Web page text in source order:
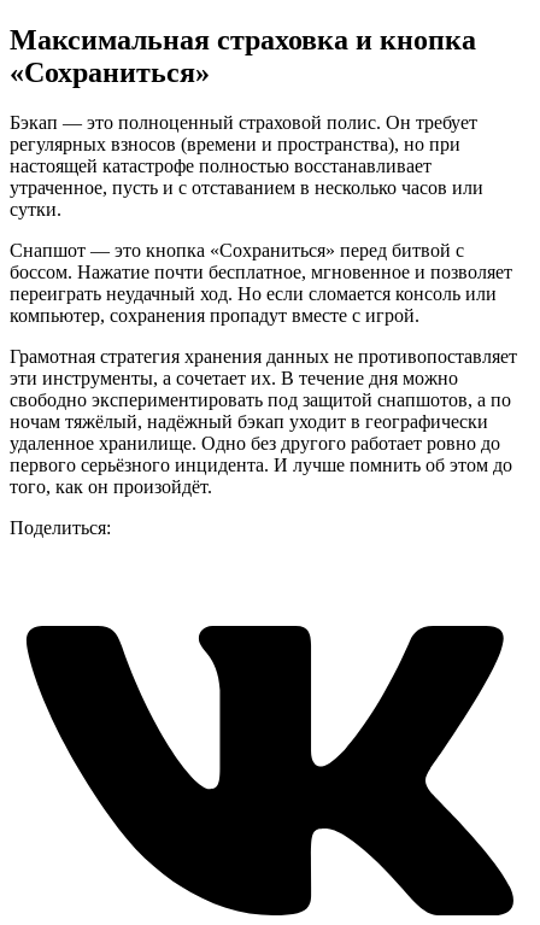
Максимальная страховка и кнопка
«Сохраниться»
Бэкап — это полноценный страховой полис. Он требует
регулярных взносов (времени и пространства), но при
настоящей катастрофе полностью восстанавливает
утраченное, пусть и с отставанием в несколько часов или
сутки.
Снапшот — это кнопка «Сохраниться» перед битвой с
боссом. Нажатие почти бесплатное, мгновенное и позволяет
переиграть неудачный ход. Но если сломается консоль или
компьютер, сохранения пропадут вместе с игрой.
Грамотная стратегия хранения данных не противопоставляет
эти инструменты, а сочетает их. В течение дня можно
свободно экспериментировать под защитой снапшотов, а по
ночам тяжёлый, надёжный бэкап уходит в географически
удаленное хранилище. Одно без другого работает ровно до
первого серьёзного инцидента. И лучше помнить об этом до
того, как он произойдёт.
Поделиться: